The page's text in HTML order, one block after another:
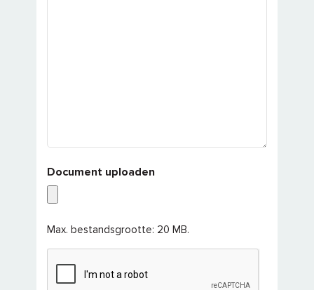
Document uploaden
Max. bestandsgrootte: 20 MB.